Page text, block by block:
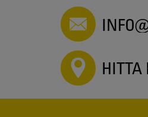
HITTA